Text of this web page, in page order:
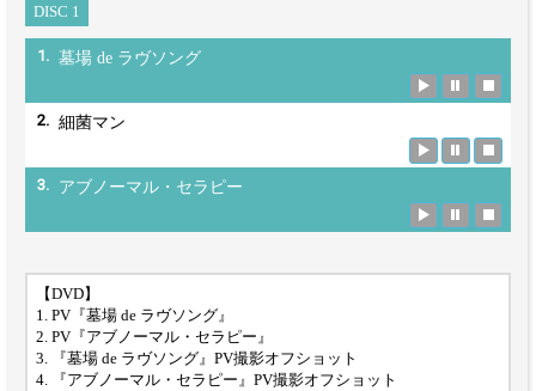
DISC 1
1. 墓場 de ラヴソング
2. 細菌マン
3. アブノーマル・セラピー
【DVD】
1. PV『墓場 de ラヴソング』
2. PV『アブノーマル・セラピー』
3. 『墓場 de ラヴソング』PV撮影オフショット
4. 『アブノーマル・セラピー』PV撮影オフショット